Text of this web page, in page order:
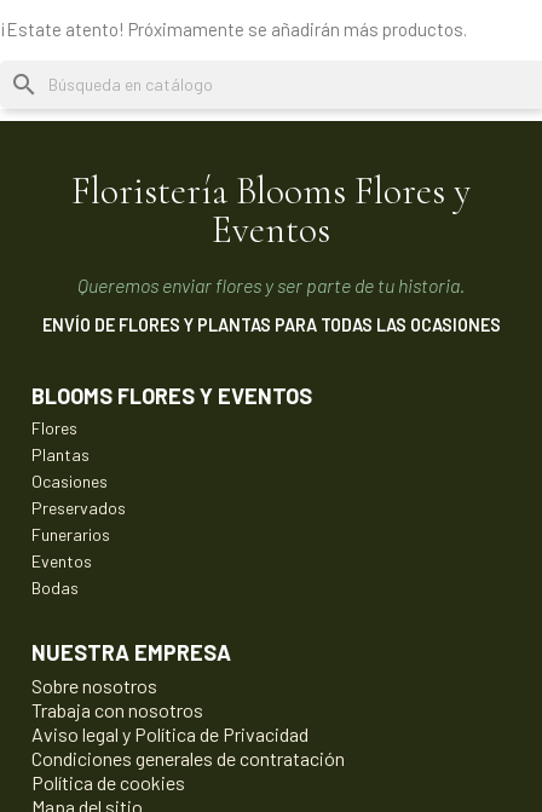
¡Estate atento! Próximamente se añadirán más productos.
search
Floristería Blooms Flores y
Eventos
Queremos enviar flores y ser parte de tu historia.
ENVÍO DE FLORES Y PLANTAS PARA TODAS LAS OCASIONES
BLOOMS FLORES Y EVENTOS
Flores
Plantas
Ocasiones
Preservados
Funerarios
Eventos
Bodas
NUESTRA EMPRESA
Sobre nosotros
Trabaja con nosotros
Aviso legal y Política de Privacidad
Condiciones generales de contratación
Política de cookies
Mapa del sitio